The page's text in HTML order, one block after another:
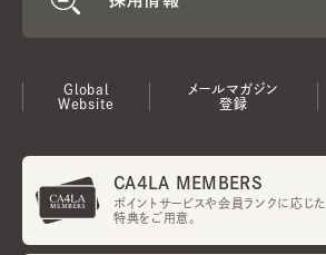
Global
Website
メールマガジン
登録
CA4LA MEMBERS
ポイントサービスや会員ランクに応じた
特典をご用意。